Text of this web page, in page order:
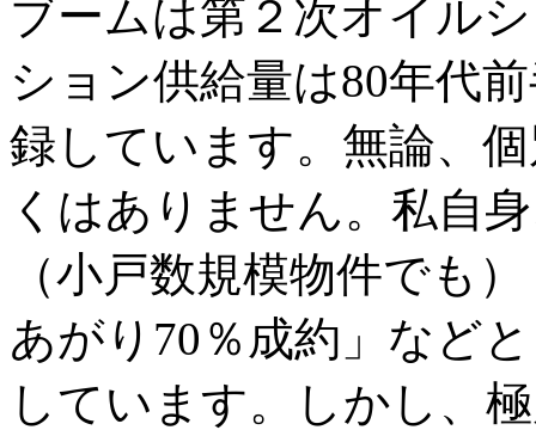
ブームは第２次オイル
ション供給量は80年代
録しています。無論、
くはありません。私自
（小戸数規模物件でも
あがり70％成約」など
しています。しかし、